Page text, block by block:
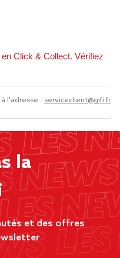
Click & Collect. Vérifiez
l'adresse : serviceclient@gifi.fr
la
et des offres